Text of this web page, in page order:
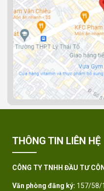
THÔNG TIN LIÊN HỆ
CÔNG TY TNHH ĐẦU TƯ
Văn phòng đăng ký: 157/58/